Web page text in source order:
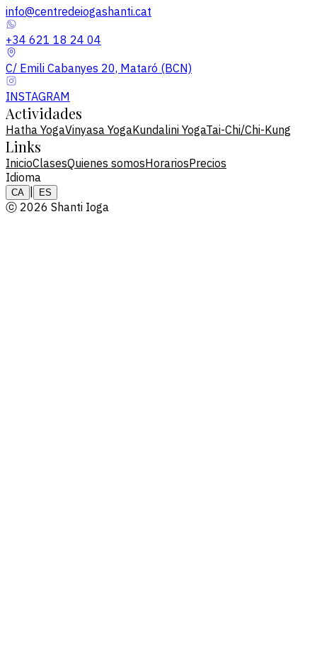
info@centredeiogashanti.cat
+34 621 18 24 04
C/ Emili Cabanyes 20, Mataró (BCN)
INSTAGRAM
Actividades
Hatha YogaVinyasa YogaKundalini YogaTai-Chi/Chi-Kung
Links
InicioClasesQuienes somosHorariosPrecios
Idioma
CA ES
ⓒ 2026 Shanti Ioga